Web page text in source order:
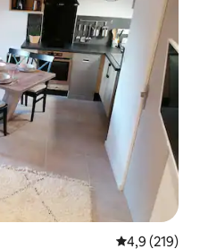
4,9 de uma
4,9 (219)